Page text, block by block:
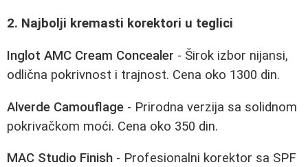
2. Najbolji kremasti korektori u teglici
Inglot AMC Cream Concealer - Širok izbor nijansi,
odlična pokrivnost i trajnost. Cena oko 1300 din.
Alverde Camouflage - Prirodna verzija sa solidnom
pokrivačkom moći. Cena oko 350 din.
MAC Studio Finish - Profesionalni korektor sa SPF